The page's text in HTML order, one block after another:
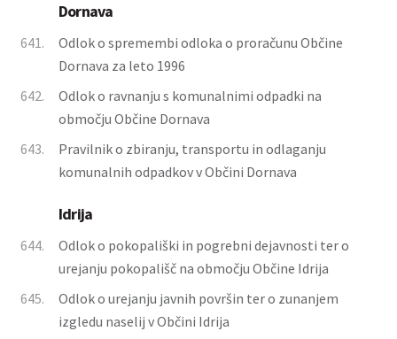
Dornava
641.
Odlok o spremembi odloka o proračunu Občine
Dornava za leto 1996
642.
Odlok o ravnanju s komunalnimi odpadki na
območju Občine Dornava
643.
Pravilnik o zbiranju, transportu in odlaganju
komunalnih odpadkov v Občini Dornava
Idrija
644.
Odlok o pokopališki in pogrebni dejavnosti ter o
urejanju pokopališč na območju Občine Idrija
645.
Odlok o urejanju javnih površin ter o zunanjem
izgledu naselij v Občini Idrija